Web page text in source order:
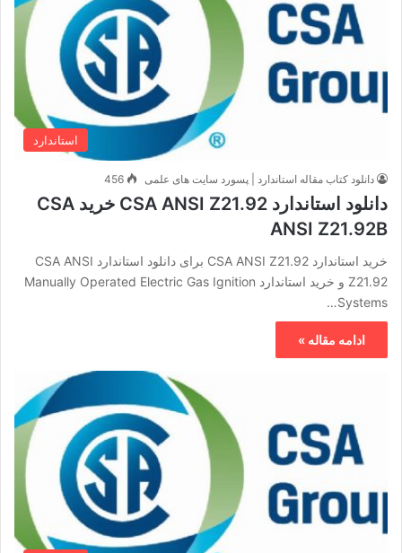
استاندارد
دانلود کتاب مقاله استاندارد | پسورد سایت های علمی 456
دانلود استاندارد CSA ANSI Z21.92 خرید CSA
ANSI Z21.92B
خرید استاندارد CSA ANSI Z21.92 برای دانلود استاندارد CSA ANSI
Z21.92 و خرید استاندارد Manually Operated Electric Gas Ignition
Systems…
ادامه مقاله »